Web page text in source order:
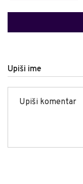
Upiši ime